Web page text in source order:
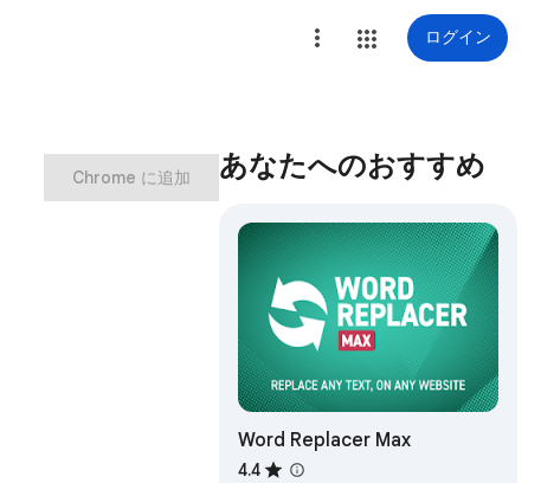
ログイン
Chrome に追加 あなたへのおすすめ
Word Replacer Max
4.4